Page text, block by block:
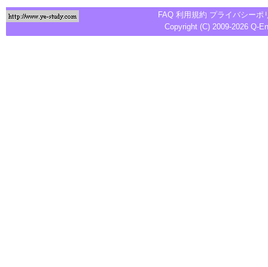
FAQ 利用規約 プライバシーポ
Copyright (C) 2009-2026 Q-